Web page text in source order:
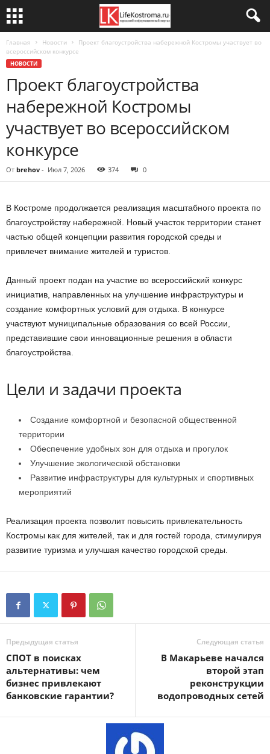
Главная Новости
Проект благоустройства набережной Костромы участвует во
всероссийском конкурсе
НОВОСТИ
Проект благоустройства
набережной Костромы
участвует во всероссийском
конкурсе
От brehov - Июл 7, 2026 374 0
В Костроме продолжается реализация масштабного проекта по
благоустройству набережной. Новый участок территории станет
частью общей концепции развития городской среды и
привлечет внимание жителей и туристов.
Данный проект подан на участие во всероссийский конкурс
инициатив, направленных на улучшение инфраструктуры и
создание комфортных условий для отдыха. В конкурсе
участвуют муниципальные образования со всей России,
представившие свои инновационные решения в области
благоустройства.
Цели и задачи проекта
Создание комфортной и безопасной общественной
территории
Обеспечение удобных зон для отдыха и прогулок
Улучшение экологической обстановки
Развитие инфраструктуры для культурных и спортивных
мероприятий
Реализация проекта позволит повысить привлекательность
Костромы как для жителей, так и для гостей города, стимулируя
развитие туризма и улучшая качество городской среды.
Предыдущая статья
СПОТ в поисках
альтернативы: чем
бизнес привлекают
банковские гарантии?
Следующая статья
В Макарьеве начался
второй этап
реконструкции
водопроводных сетей